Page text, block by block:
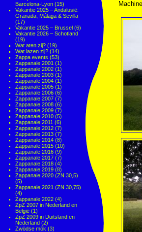
Barcelona-Lyon (15)
Vakantie 2025 – Andalusië:
Granada, Málaga & Sevilla
(17)
Vakantie 2025 – Brussel (6)
Vakantie 2026 – Schotland
(19)
Wat aten zij? (19)
Wat lazen zij? (14)
Zappa events (53)
Zappanale 2001 (1)
Zappanale 2002 (1)
Zappanale 2003 (1)
Zappanale 2004 (1)
Zappanale 2005 (1)
Zappanale 2006 (6)
Zappanale 2007 (7)
Zappanale 2008 (6)
Zappanale 2009 (7)
Zappanale 2010 (5)
Zappanale 2011 (6)
Zappanale 2012 (7)
Zappanale 2013 (7)
Zappanale 2014 (8)
Zappanale 2015 (10)
Zappanale 2016 (9)
Zappanale 2017 (7)
Zappanale 2018 (4)
Zappanale 2019 (8)
Zappanale 2020 (ZN 30,5)
(5)
Zappanale 2021 (ZN 30,75)
(4)
Zappanale 2022 (4)
ZpZ 2007 in Nederland en
België (1)
ZpZ 2009 in Duitsland en
Nederland (2)
Zwödse mök (3)